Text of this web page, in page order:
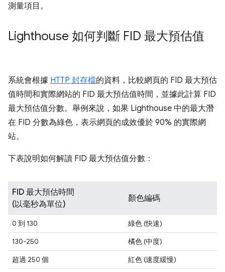
測量項目。
Lighthouse 如何判斷 FID 最大預估值
系統會根據 HTTP 封存檔的資料，比較網頁的 FID 最大預估
值時間和實際網站的 FID 最大預估值時間，並據此計算 FID
最大預估值分數。舉例來說，如果 Lighthouse 中的最大潛
在 FID 分數為綠色，表示網頁的成效優於 90% 的實際網
站。
下表說明如何解讀 FID 最大預估值分數：
FID 最大預估時間
(以毫秒為單位)
顏色編碼
0 到 130
綠色 (快速)
130-250
橘色 (中度)
超過 250 個
紅色 (速度緩慢)